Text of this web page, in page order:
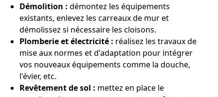
Démolition : démontez les équipements
existants, enlevez les carreaux de mur et
démolissez si nécessaire les cloisons.
Plomberie et électricité : réalisez les travaux de
mise aux normes et d'adaptation pour intégrer
vos nouveaux équipements comme la douche,
l'évier, etc.
Revêtement de sol : mettez en place le